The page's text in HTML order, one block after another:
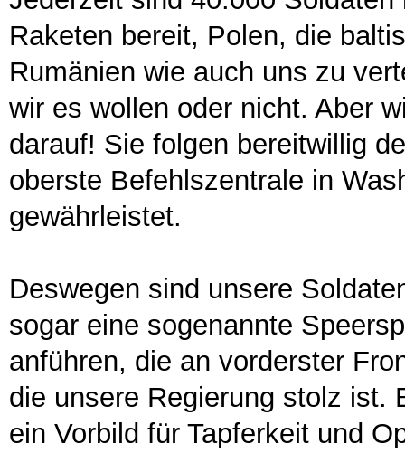
Raketen bereit, Polen, die
Rumänien wie auch uns zu
wir es wollen oder nicht. Aber
darauf! Sie folgen bereitwillig
oberste Befehlszentrale in
gewährleistet.
Deswegen sind unsere
sogar eine sogenannte
anführen, die an vorderster
die unsere Regierung stolz ist.
ein Vorbild für Tapferkeit und